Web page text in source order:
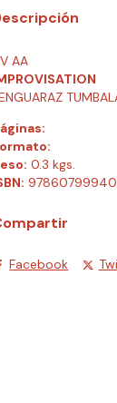
AA
0.3 kgs.
Facebook